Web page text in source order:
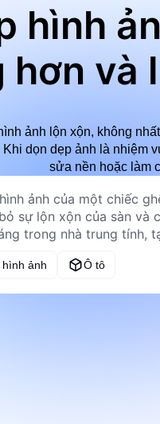
hình
hơn và
ảnh lộn xộn, không
dọn dẹp ảnh là
sửa nền hoặc làm
ảnh Ô tô